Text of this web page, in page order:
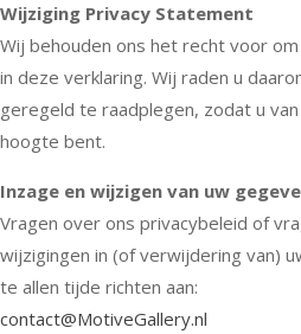
Wijziging Privacy Statement
Wij behouden ons het recht voor
in deze verklaring. Wij raden u
geregeld te raadplegen, zodat u
hoogte bent.
Inzage en wijzigen van uw
Vragen over ons privacybeleid of
wijzigingen in (of verwijdering van)
te allen tijde richten aan:
contact@MotiveGallery.nl